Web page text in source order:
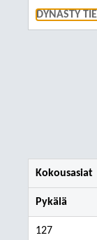
DYNASTY
Kokousasiat
Pykälä
127